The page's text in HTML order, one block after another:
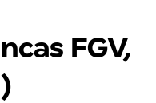
FGV,